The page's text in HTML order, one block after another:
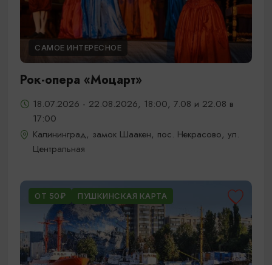
САМОЕ ИНТЕРЕСНОЕ
Рок-опера «Моцарт»
18.07.2026 - 22.08.2026, 18:00, 7.08 и 22.08 в
17:00
Калининград, замок Шаакен, пос. Некрасово, ул.
Центральная
ОТ 50₽ ПУШКИНСКАЯ КАРТА